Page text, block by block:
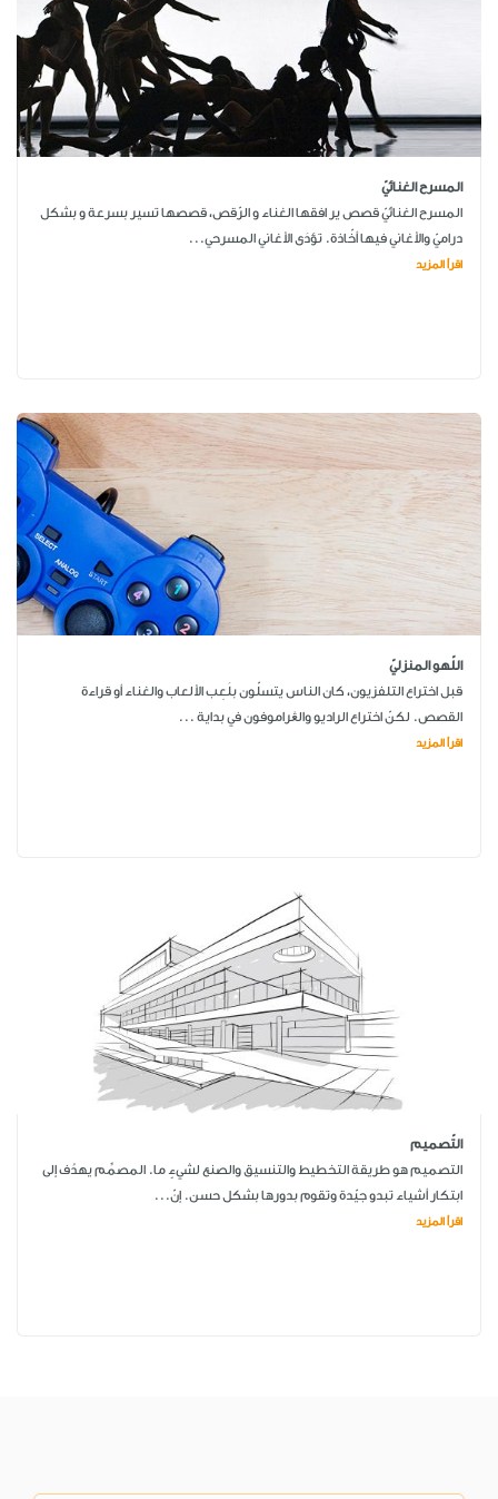
المسرح الغنائيّ
المسرح الغنائيّ قصص ير افقها الغناء و الرّقص، قصصها تسير بسرعة و بشكل
دراميّ والأغاني فيها أخّاذة. تؤدَى الأغاني المسرحي...
اقرأ المزيد
اللّهو المنزليّ
قبل اختراع التلفزيون، كان الناس يتسلّون بلَعِب الألعاب والغناء أو قراءة
القصص. لكنّ اختراع الراديو والڠراموفون في بداية ...
اقرأ المزيد
التّصميم
التصميم هو طريقة التخطيط والتنسيق والصنع لشيءٍ ما. المصمِّم يهدُف إلى
ابتكار أشياء تبدو جيّدة وتقوم بدورها بشكل حسن. إنّ...
اقرأ المزيد